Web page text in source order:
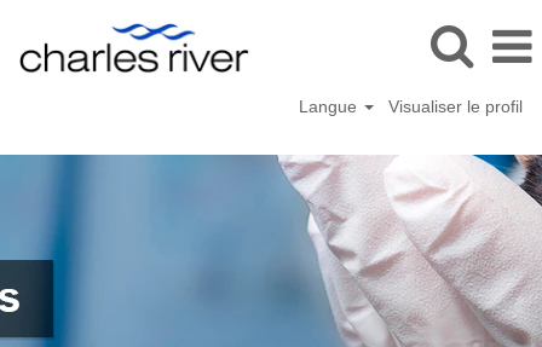
Langue Visualiser le profil